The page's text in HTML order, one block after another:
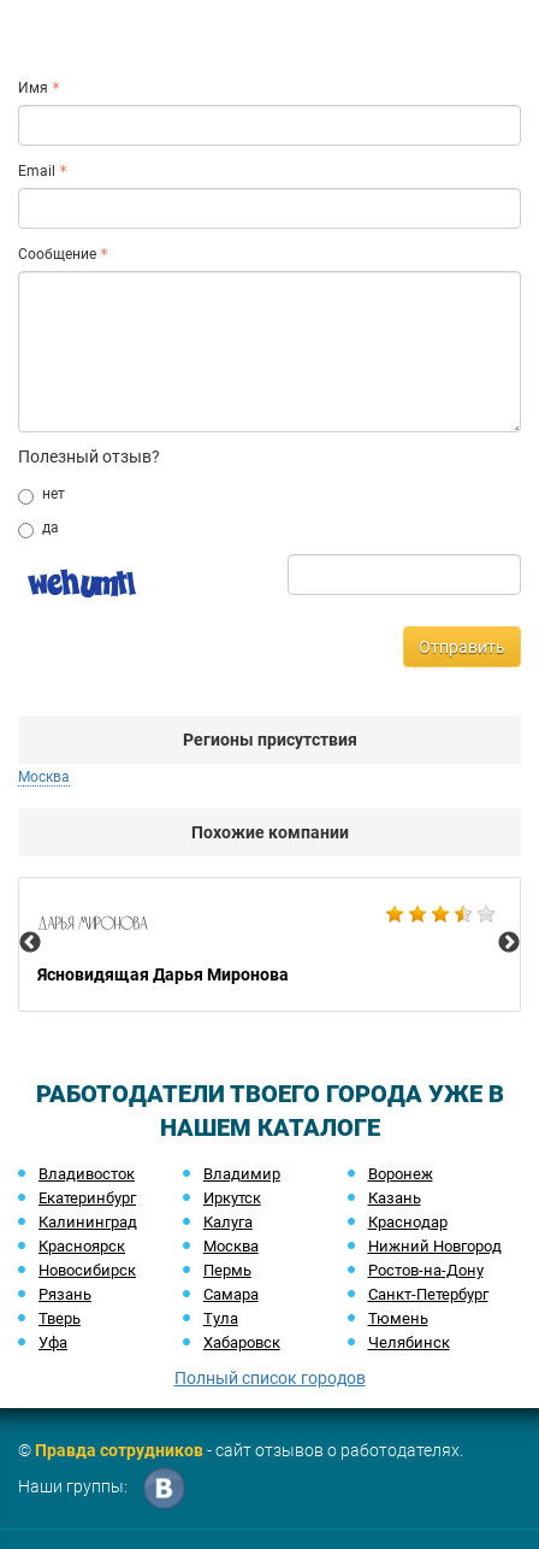
Имя
Email
Сообщение
Полезный отзыв?
нет
да
Отправить
Регионы присутствия
Москва
Похожие компании
Ясновидящая Дарья Миронова
РАБОТОДАТЕЛИ ТВОЕГО ГОРОДА УЖЕ В
НАШЕМ КАТАЛОГЕ
Владивосток Владимир
Воронеж
Екатеринбург
Иркутск
Казань
Калининград
Калуга
Краснодар
Красноярск
Москва
Нижний Новгород
Новосибирск
Пермь
Ростов-на-Дону
Рязань
Самара
Санкт-Петербург
Тверь
Тула
Тюмень
Уфа
Хабаровск Челябинск
Полный список городов
©Правда сотрудников- сайт отзывов о работодателях.
Наши группы: